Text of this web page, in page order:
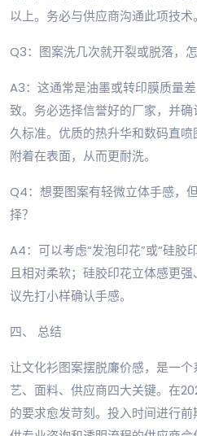
以上。务必与供应商沟通此项技术。
Q3：图案洗几次就开裂或脱落，怎
A3：这通常是油墨或转印膜质量
致。务必选择信誉好的厂家，并
久标准。优质的热升华和数码直
附着在表面，从而更耐洗。
Q4：想要图案有轻微立体手感，
择？
A4：可以考虑“发泡印花”或“硅胶
且相对柔软；硅胶印花立体感更
议先打小样确认手感。
四、 总结
让文化衫图案摆脱廉价感，是一
艺、面料、供应商四大关键。在
的要求愈发苛刻。投入时间进行